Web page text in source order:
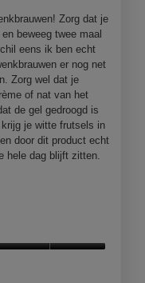
Zorg dat je
beweeg twee maal
eens ik ben echt
er nog net
Zorg wel dat je
of nat van het
de gel gedroogd is
je witte frutsels in
door dit product echt
hele dag blijft zitten.